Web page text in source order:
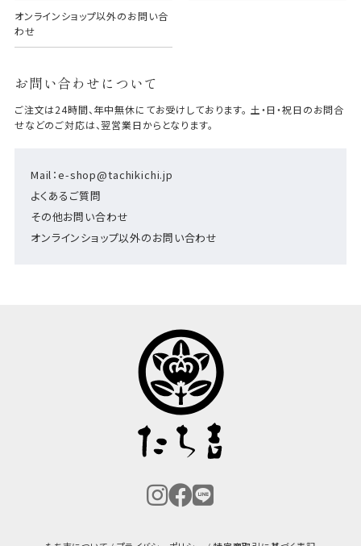
オンラインショップ以外のお問い合
わせ
お問い合わせについて
Mail：e-shop@tachikichi.jp
よくあるご質問
その他お問い合わせ
オンラインショップ以外のお問い合わせ
ご注文は24時間、年中無休にてお受けしております。 土・日・祝日のお問合
せなどのご対応は、翌営業日からとなります。